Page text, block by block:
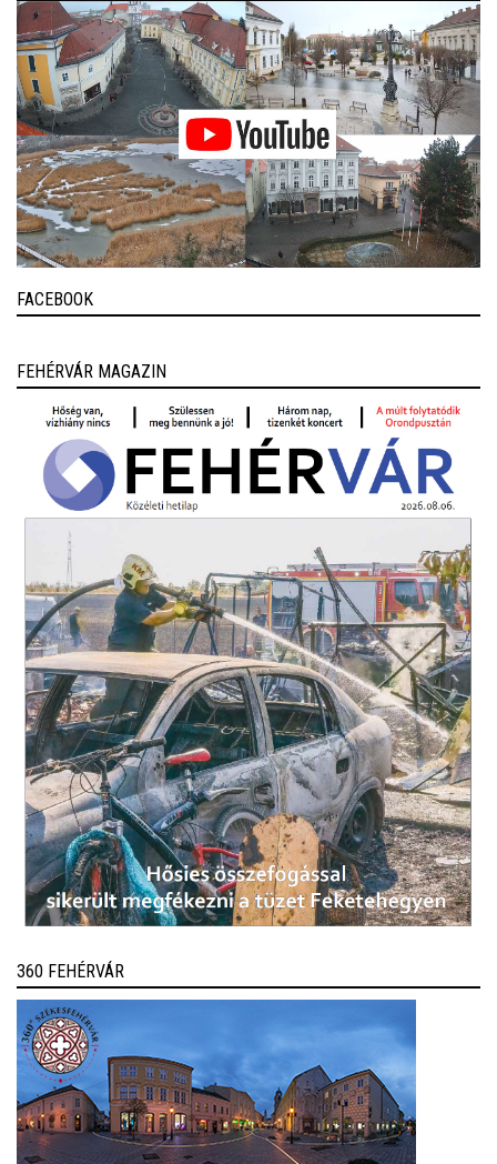
FACEBOOK
FEHÉRVÁR MAGAZIN
360 FEHÉRVÁR